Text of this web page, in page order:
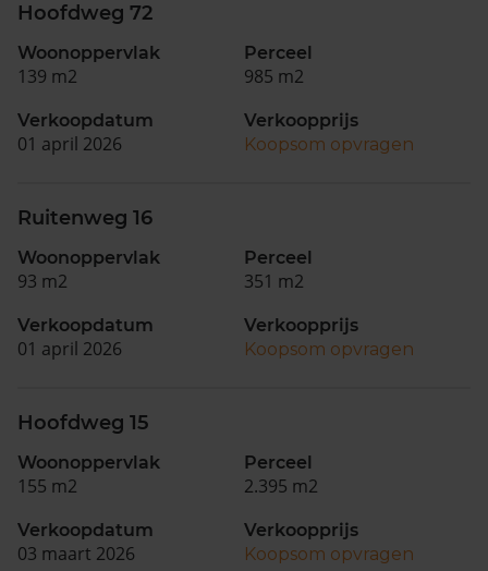
Hoofdweg 72
Woonoppervlak
139 m2
Perceel
985 m2
Verkoopdatum
01 april 2026
Verkoopprijs
Koopsom opvragen
Ruitenweg 16
Woonoppervlak
93 m2
Perceel
351 m2
Verkoopdatum
01 april 2026
Verkoopprijs
Koopsom opvragen
Hoofdweg 15
Woonoppervlak
155 m2
Perceel
2.395 m2
Verkoopdatum
03 maart 2026
Verkoopprijs
Koopsom opvragen